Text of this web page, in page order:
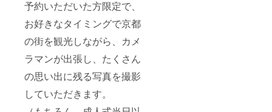
予約いただいた方限定で、
お好きなタイミングで京都
の街を観光しながら、カメ
ラマンが出張し、たくさん
の思い出に残る写真を撮影
していただきます。